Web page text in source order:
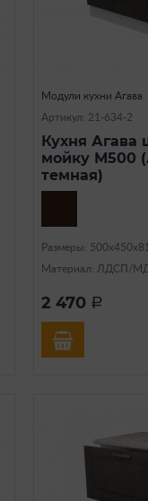
Модули кухни Агава
Артикул: 21-634-2
Кухня Агава
мойку М500
темная)
Размеры:
Материал: ЛДСП/
2 470 a